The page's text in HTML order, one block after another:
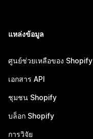
แหล่งข้อมูล
ศูนย์ช่วยเหลือของ Shopify
เอกสาร API
ชุมชน Shopify
บล็อก Shopify
การวิจัย